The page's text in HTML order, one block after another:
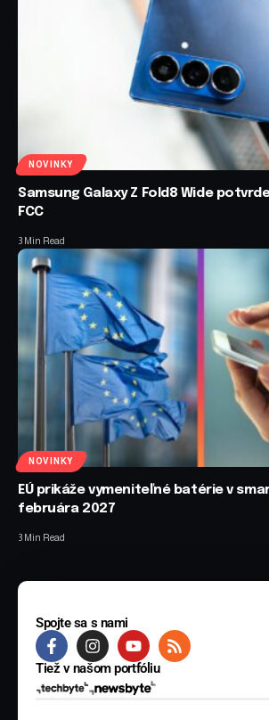
NOVINKY
Samsung Galaxy Z Fold8 Wide
FCC
3 Min Read
NOVINKY
EÚ prikáže vymeniteľné batérie v
februára 2027
3 Min Read
Spojte sa s nami
Tiež v našom portfóliu